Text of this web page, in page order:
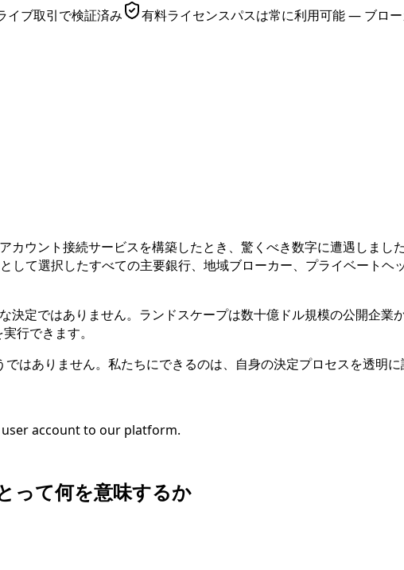
イブ取引で検証済み
有料ライセンスパスは常に利用可能 — ブロ
ウント接続サービスを構築したとき、驚くべき数字に遭遇しま
て選択したすべての主要銀行、地域ブローカー、プライベートヘ
定ではありません。ランドスケープは数十億ドル規模の公開企業
行できます。
はありません。私たちにできるのは、自身の決定プロセスを透明に
account to our platform.
って何を意味するか